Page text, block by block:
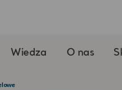
Wiedza O nas